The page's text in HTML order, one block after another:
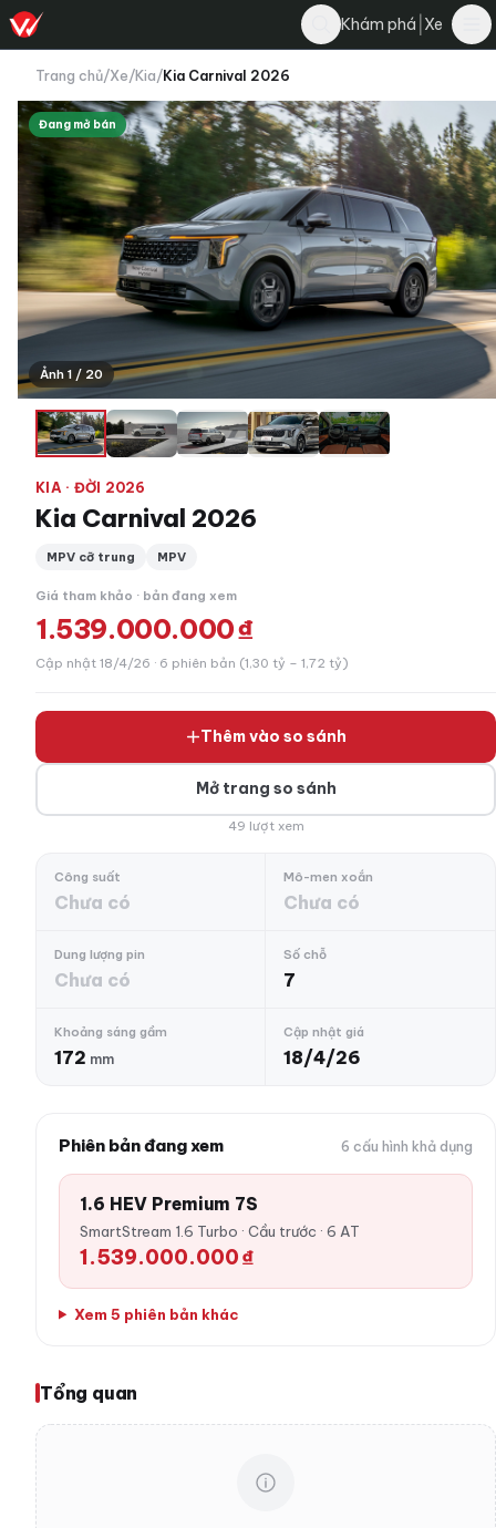
Khám phá Xe
Trang chủ/Xe/Kia/Kia Carnival 2026
Đang mở bán
Ảnh 1 / 20
KIA · ĐỜI 2026
Kia Carnival 2026
MPV cỡ trung MPV
Giá tham khảo · bản đang xem
1.539.000.000 ₫
Cập nhật 18/4/26 · 6 phiên bản (1,30 tỷ – 1,72 tỷ)
Thêm vào so sánh
Mở trang so sánh
49 lượt xem
Công suất
Chưa có
Mô-men xoắn
Chưa có
Dung lượng pin
Chưa có
Số chỗ
7
Khoảng sáng gầm
172 mm
Cập nhật giá
18/4/26
Phiên bản đang xem 6 cấu hình khả dụng
1.6 HEV Premium 7S
SmartStream 1.6 Turbo · Cầu trước · 6 AT
1.539.000.000 ₫
Xem 5 phiên bản khác
Tổng quan